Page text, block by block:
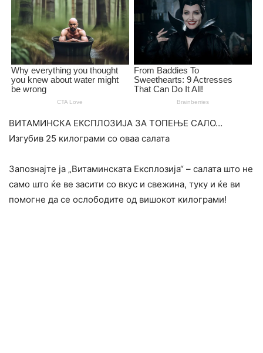
ВИТАМИНСКА ЕКСПЛОЗИЈА ЗА ТОПЕЊЕ САЛО…
Изгубив 25 килограми со оваа салата
Запознајте ја „Витаминската Експлозија“ – салата што не
само што ќе ве засити со вкус и свежина, туку и ќе ви
помогне да се ослободите од вишокот килограми!